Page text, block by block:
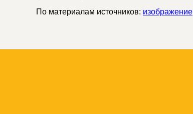
По материалам источников: изображение